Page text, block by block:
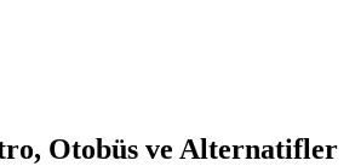
Otobüs ve Alternatifler